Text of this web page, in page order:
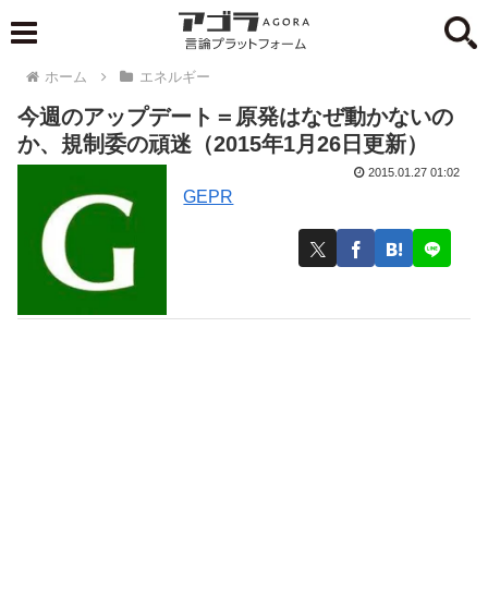
ホーム エネルギー
今週のアップデート＝原発はなぜ動かないの
か、規制委の頑迷（2015年1月26日更新）
GEPR
2015.01.27 01:02